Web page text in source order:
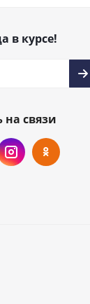
в курсе!
на связи